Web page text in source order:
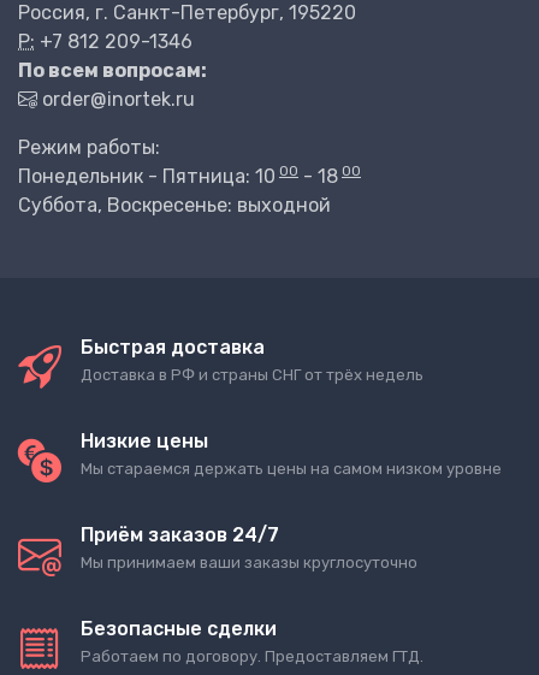
Россия, г. Санкт-Петербург, 195220
P: +7 812 209-1346
По всем вопросам:
order@inortek.ru
Режим работы:
Понедельник - Пятница: 10 00 - 18 00
Суббота, Воскресенье: выходной
Быстрая доставка
Доставка в РФ и страны СНГ от трёх недель
Низкие цены
Мы стараемся держать цены на самом низком уровне
Приём заказов 24/7
Мы принимаем ваши заказы круглосуточно
Безопасные сделки
Работаем по договору. Предоставляем ГТД.